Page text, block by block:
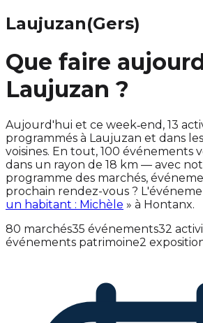
Laujuzan(Gers)
Que faire
Laujuzan ?
Aujourd'hui et ce week‑end, 13
programmés à Laujuzan et dans
voisines. En tout, 100 événements
dans un rayon de 18 km — avec
programme des marchés,
prochain rendez-vous ?
un habitant : Michèle » à Hontanx.
80 marchés35 événements32
événements patrimoine2